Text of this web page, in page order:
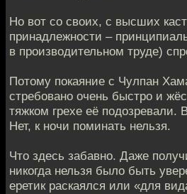
Но вот со своих, с высших
принадлежности –
в производительном труде)
Потому покаяние с Чулпан
стребовано очень быстро и
тяжком грехе её
Нет, к ночи поминать нельзя.
Что здесь забавно. Даже
никогда нельзя было быть
еретик раскаялся или «для